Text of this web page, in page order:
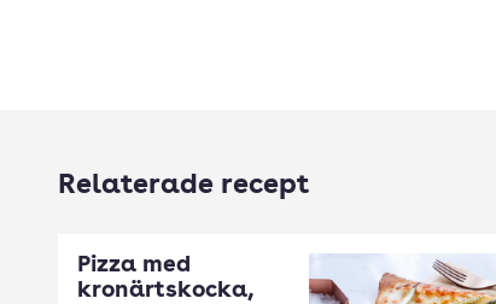
Relaterade recept
Pizza med
kronärtskocka,